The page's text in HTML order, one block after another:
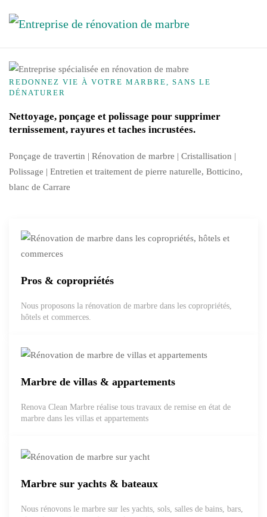
Skip to main content
REDONNEZ VIE À VOTRE MARBRE, SANS LE
DÉNATURER
Nettoyage, ponçage et polissage pour supprimer
ternissement, rayures et taches incrustées.
Ponçage de travertin | Rénovation de marbre | Cristallisation |
Polissage | Entretien et traitement de pierre naturelle, Botticino,
blanc de Carrare
Pros & copropriétés
Nous proposons la rénovation de marbre dans les copropriétés,
hôtels et commerces.
Marbre de villas & appartements
Renova Clean Marbre réalise tous travaux de remise en état de
marbre dans les villas et appartements
Marbre sur yachts & bateaux
Nous rénovons le marbre sur les yachts, sols, salles de bains, bars,